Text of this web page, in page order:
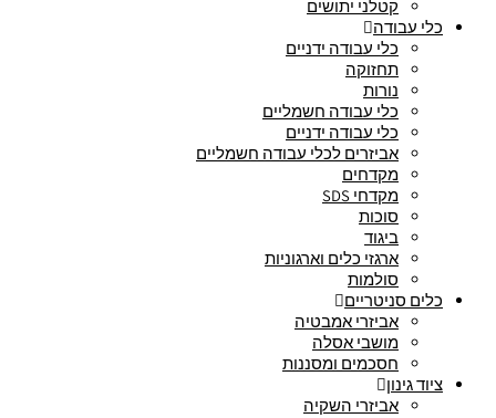
קטלני יתושים
כלי עבודה
כלי עבודה ידניים
תחזוקה
נורות
כלי עבודה חשמליים
כלי עבודה ידניים
אביזרים לכלי עבודה חשמליים
מקדחים
מקדחי SDS
סוכות
ביגוד
ארגזי כלים וארגוניות
סולמות
כלים סניטריים
אביזרי אמבטיה
מושבי אסלה
חסכמים ומסננות
ציוד גינון
אביזרי השקיה